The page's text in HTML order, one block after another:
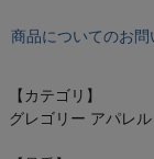
ビジネス
商品についてのお問
【カテゴリ】
グレゴリー アパレ